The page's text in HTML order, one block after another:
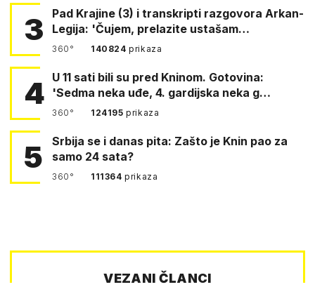
3
Pad Krajine (3) i transkripti razgovora Arkan-
Legija: 'Čujem, prelazite ustašam…
360° 140824prikaza
4 U 11 sati bili su pred Kninom. Gotovina:
'Sedma neka uđe, 4. gardijska neka g…
360° 124195prikaza
5
Srbija se i danas pita: Zašto je Knin pao za
samo 24 sata?
360° 111364prikaza
VEZANI ČLANCI